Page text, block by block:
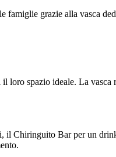
famiglie grazie alla vasca
spazio ideale. La vasca
il Chiringuito Bar per un